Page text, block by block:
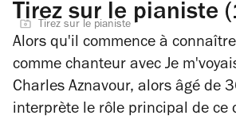
Tirez sur le pianiste
Tirez sur le pianiste
Alors qu'il commence à
comme chanteur avec Je
Charles Aznavour, alors âgé de
interprète le rôle principal de ce